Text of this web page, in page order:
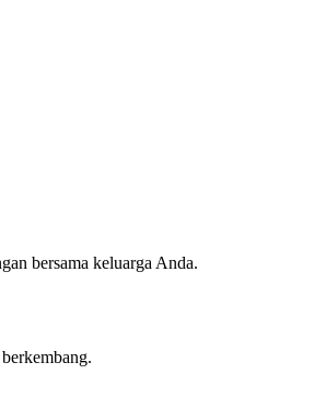
bersama keluarga Anda.